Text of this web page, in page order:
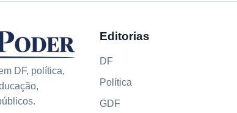
DF, política,
Editorias
DF
Política
GDF